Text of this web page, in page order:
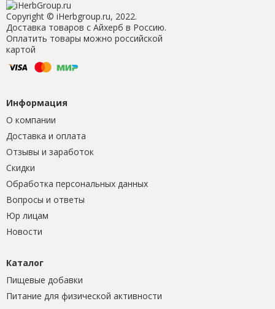
Copyright © iHerbgroup.ru, 2022.
Доставка товаров с Айхерб в Россию.
Оплатить товары можно российской
картой
Информация
О компании
Доставка и оплата
Отзывы и заработок
Скидки
Обработка персональных данных
Вопросы и ответы
Юр лицам
Новости
Каталог
Пищевые добавки
Питание для физической активности